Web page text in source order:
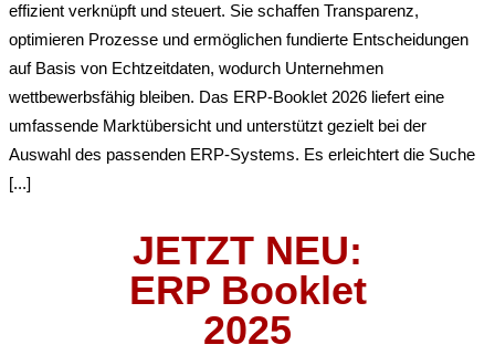
effizient verknüpft und steuert. Sie schaffen Transparenz,
optimieren Prozesse und ermöglichen fundierte Entscheidungen
auf Basis von Echtzeitdaten, wodurch Unternehmen
wettbewerbsfähig bleiben. Das ERP-Booklet 2026 liefert eine
umfassende Marktübersicht und unterstützt gezielt bei der
Auswahl des passenden ERP-Systems. Es erleichtert die Suche
[...]
JETZT NEU:
ERP Booklet
2025